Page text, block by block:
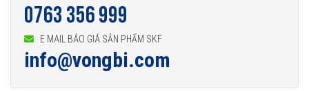
0763 356 999
E MAIL BÁO GIÁ SẢN PHẨM SKF
info@vongbi.com